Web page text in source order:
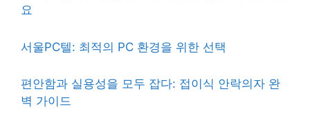
요
서울PC텔: 최적의 PC 환경을 위한 선택
편안함과 실용성을 모두 잡다: 접이식 안락의자 완
벽 가이드